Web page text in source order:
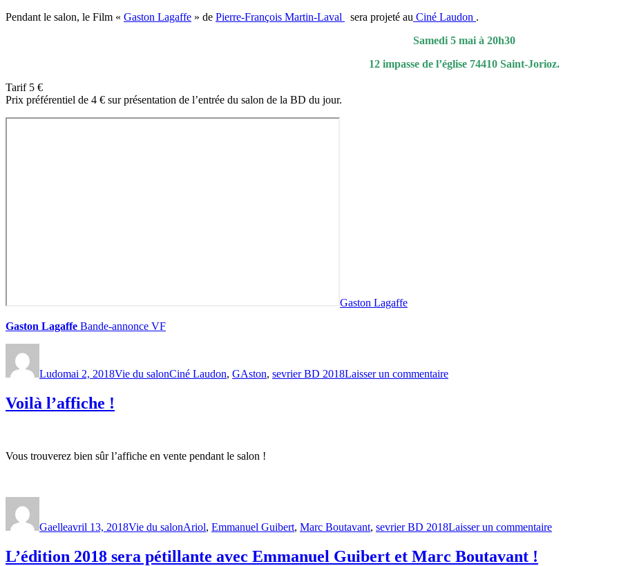
Pendant le salon, le Film « Gaston Lagaffe » de Pierre-François Martin-Laval sera projeté au Ciné Laudon .
Samedi 5 mai à 20h30
12 impasse de l’église 74410 Saint-Jorioz.
Tarif 5 €
Prix préférentiel de 4 € sur présentation de l’entrée du salon de la BD du jour.
Gaston Lagaffe
Gaston Lagaffe Bande-annonce VF
Ludomai 2, 2018Vie du salonCiné Laudon, GAston, sevrier BD 2018Laisser un commentaire
Voilà l’affiche !
Vous trouverez bien sûr l’affiche en vente pendant le salon !
Gaelleavril 13, 2018Vie du salonAriol, Emmanuel Guibert, Marc Boutavant, sevrier BD 2018Laisser un commentaire
L’édition 2018 sera pétillante avec Emmanuel Guibert et Marc Boutavant !